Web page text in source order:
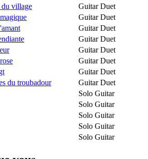
du village
Guitar Duet
Guitar Duet
Guitar Duet
Guitar Duet
Guitar Duet
Guitar Duet
Guitar Duet
du troubadour
Guitar Duet
Solo Guitar
Solo Guitar
Solo Guitar
Solo Guitar
Solo Guitar